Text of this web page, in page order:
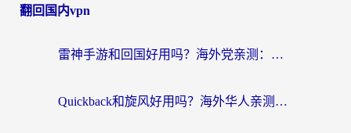
翻回国内vpn
雷神手游和回国好用吗？海外党亲测：选对加速器才能无缝刷剧打游戏
Quickback和旋风好用吗？海外华人亲测：选对回国加速器才能无缝看央视5